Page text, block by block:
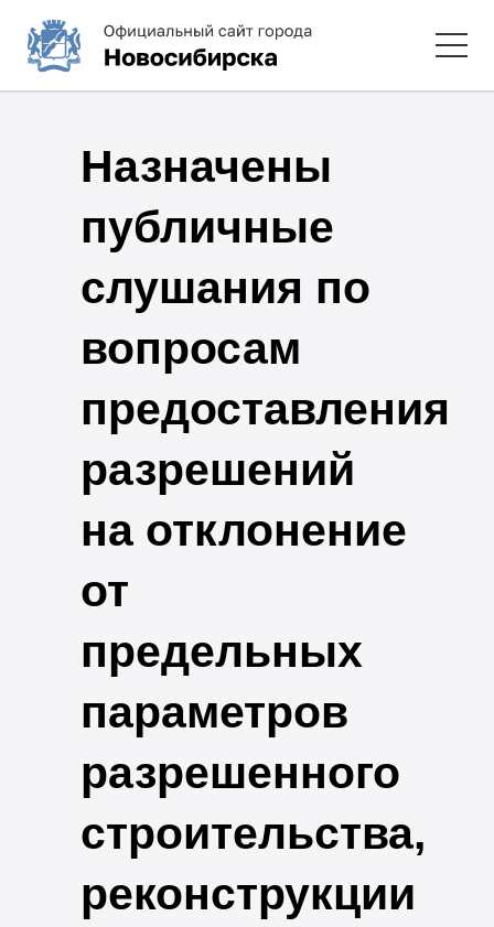
Назначены
публичные
слушания по
вопросам
предоставления
разрешений
на отклонение
от
предельных
параметров
разрешенного
строительства,
реконструкции